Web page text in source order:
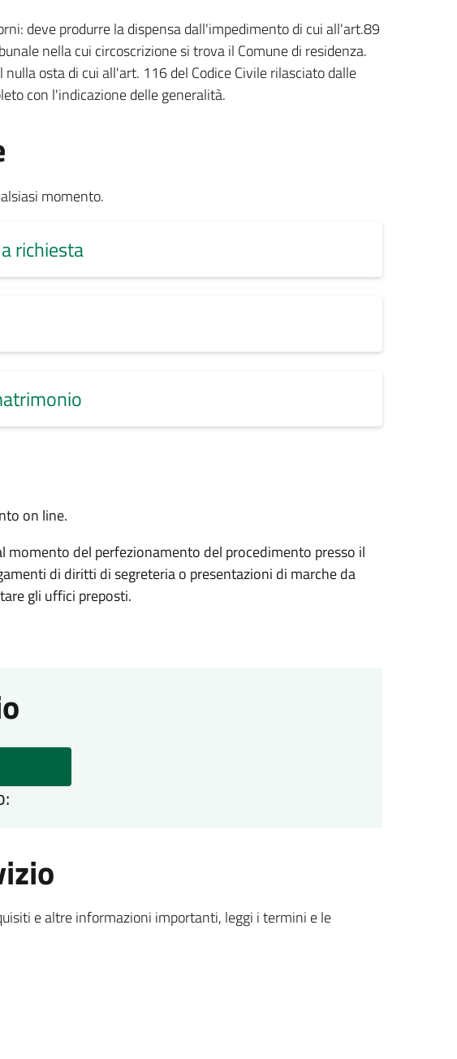
deve produrre la dispensa dall'impedimento di cui all'art.89
nella cui circoscrizione si trova il Comune di residenza.
osta di cui all'art. 116 del Codice Civile rilasciato dalle
con l'indicazione delle generalità.
momento.
richiesta
on line.
momento del perfezionamento del procedimento presso il
di diritti di segreteria o presentazioni di marche da
gli uffici preposti.
e altre informazioni importanti, leggi i termini e le